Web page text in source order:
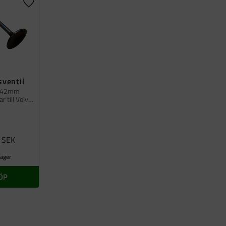
till Volvo
SEK
Lägg till i favoriter